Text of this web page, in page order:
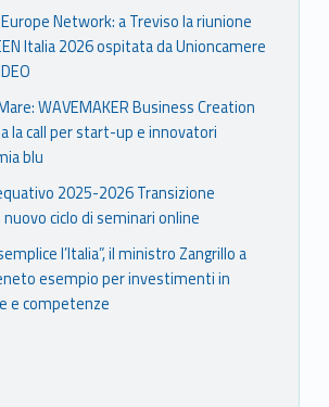
Network: a Treviso la riunione
Italia 2026 ospitata da Unioncamere
WAVEMAKER Business Creation
la call per start-up e innovatori
blu
2025-2026 Transizione
ciclo di seminari online
l’Italia”, il ministro Zangrillo a
esempio per investimenti in
e competenze